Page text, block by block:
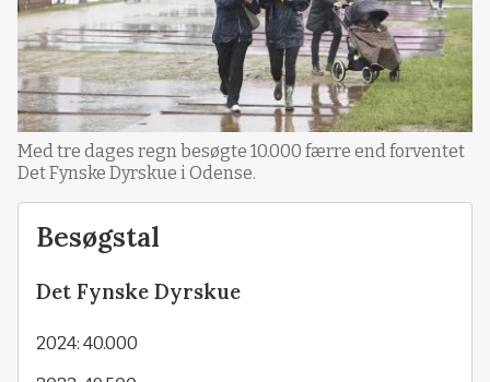
Med tre dages regn besøgte 10.000 færre end forventet
Det Fynske Dyrskue i Odense.
Besøgstal
Det Fynske Dyrskue
2024: 40.000